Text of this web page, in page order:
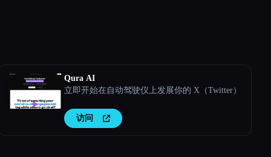
Qura AI
立即开始在自动驾驶仪上发展你的 X（Twitter）
访问